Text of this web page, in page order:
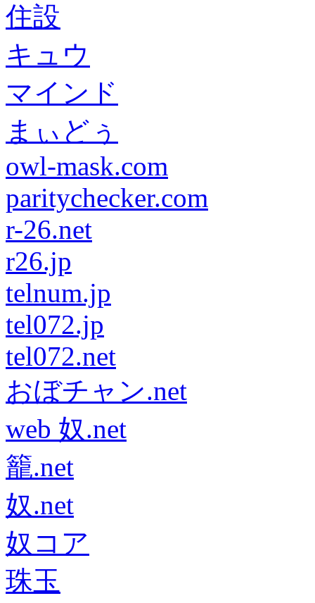
住設
キュウ
マインド
まぃどぅ
owl-mask.com
paritychecker.com
r-26.net
r26.jp
telnum.jp
tel072.jp
tel072.net
おぼチャン.net
web 奴.net
籠.net
奴.net
奴コア
珠玉